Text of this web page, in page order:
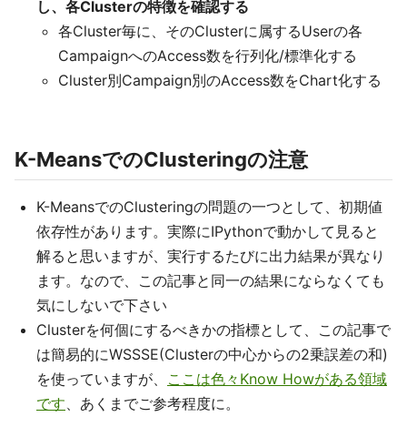
し、各Clusterの特徴を確認する
各Cluster毎に、そのClusterに属するUserの各
CampaignへのAccess数を行列化/標準化する
Cluster別Campaign別のAccess数をChart化する
K-MeansでのClusteringの注意
K-MeansでのClusteringの問題の一つとして、初期値
依存性があります。実際にIPythonで動かして見ると
解ると思いますが、実行するたびに出力結果が異なり
ます。なので、この記事と同一の結果にならなくても
気にしないで下さい
Clusterを何個にするべきかの指標として、この記事で
は簡易的にWSSSE(Clusterの中心からの2乗誤差の和)
を使っていますが、 ここは色々Know Howがある領域
です、あくまでご参考程度に。